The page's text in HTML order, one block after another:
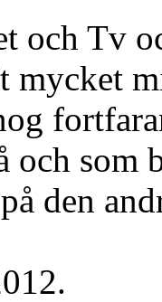
och Tv
mycket
och som
den